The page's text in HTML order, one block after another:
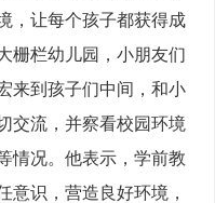
，让每个孩子都获得成
栅栏幼儿园，小朋友们
来到孩子们中间，和小
交流，并察看校园环境
情况。他表示，学前教
意识，营造良好环境，